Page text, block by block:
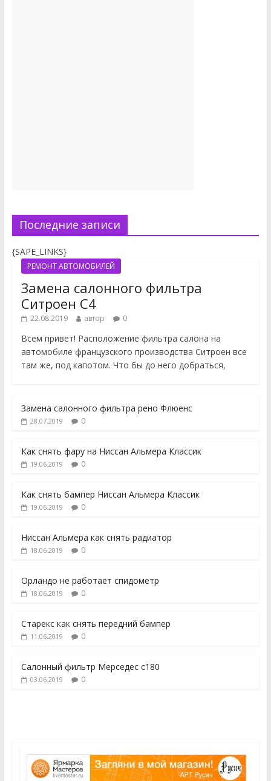
Последние записи
{SAPE_LINKS}
РЕМОНТ АВТОМОБИЛЕЙ
Замена салонного фильтра
Ситроен С4
22.08.2019 автор 0
Всем привет! Расположение фильтра салона на
автомобиле французского производства Ситроен все
там же, под капотом. Что бы до него добраться,
Замена салонного фильтра рено Флюенс
28.07.2019 0
Как снять фару на Ниссан Альмера Классик
19.06.2019 0
Как снять бампер Ниссан Альмера Классик
19.06.2019 0
Ниссан Альмера как снять радиатор
18.06.2019 0
Орландо не работает спидометр
18.06.2019 0
Старекс как снять передний бампер
11.06.2019 0
Салонный фильтр Мерседес с180
03.06.2019 0